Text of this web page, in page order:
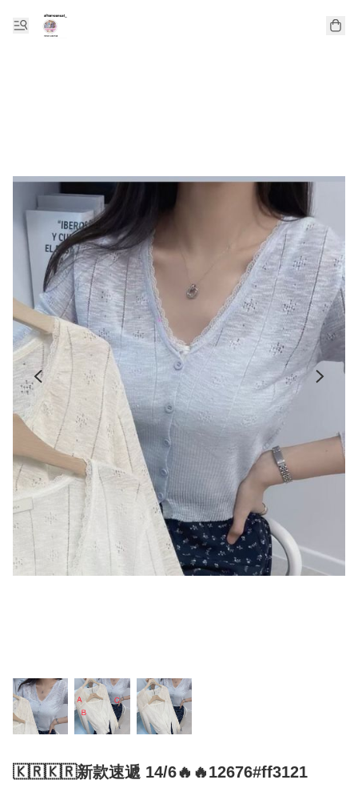
🇰🇷🇰🇷新款速遞 14/6🔥🔥12676#ff3121